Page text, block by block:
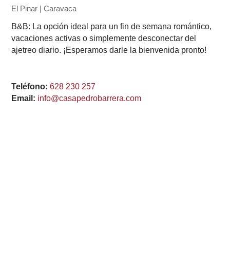
El Pinar | Caravaca
B&B: La opción ideal para un fin de semana romántico,
vacaciones activas o simplemente desconectar del
ajetreo diario. ¡Esperamos darle la bienvenida pronto!
Teléfono: 628 230 257
Email: info@casapedrobarrera.com